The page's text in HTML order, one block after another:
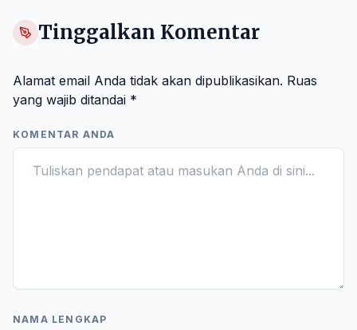
Tinggalkan Komentar
Alamat email Anda tidak akan dipublikasikan. Ruas
yang wajib ditandai *
KOMENTAR ANDA
NAMA LENGKAP